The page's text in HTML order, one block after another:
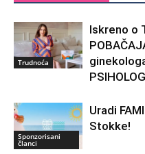
Trudnoća
Iskreno o
Sponzorisani
članci
Uradi
Stokke!